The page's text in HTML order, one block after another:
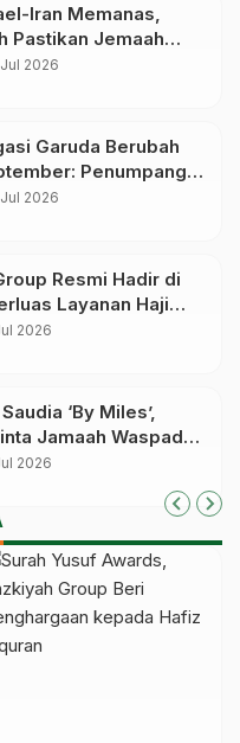
Iran Memanas,
Pastikan Jemaah
Aman: Belum
2026
Garuda Berubah
Penumpang
Bisa Bawa Koper
2026
Resmi Hadir di
Layanan Haji
Umrah di Sulawesi
2026
‘By Miles’,
Jamaah Waspada
2026